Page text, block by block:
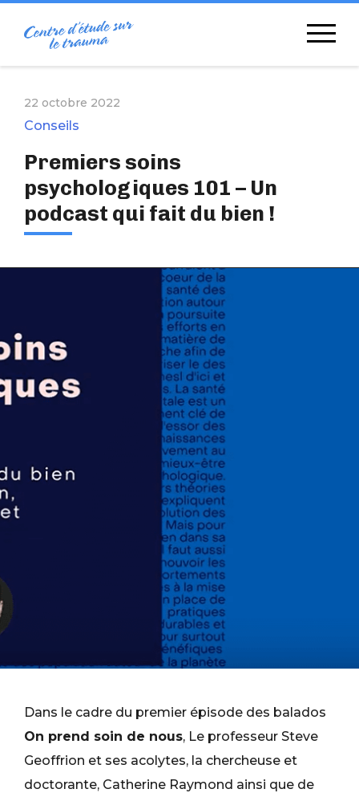
Skip
content
22 octobre 2022
Conseils
Premiers soins
psychologiques 101 – Un
podcast qui fait du bien !
Dans le cadre du premier épisode des balados
On prend soin de nous, Le professeur Steve
Geoffrion et ses acolytes, la chercheuse et
doctorante, Catherine Raymond ainsi que de